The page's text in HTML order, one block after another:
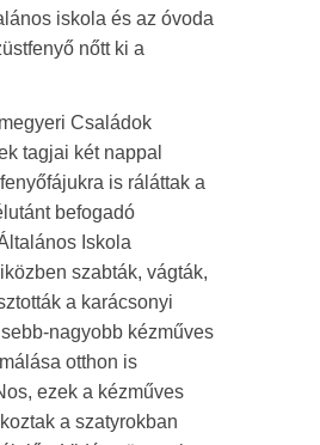
iskola és az óvoda
nőtt ki a
Családok
tagjai két nappal
is ráláttak a
befogadó
Iskola
szabták, vágták,
a karácsonyi
nagyobb kézműves
otthon is
ezek a kézműves
a szatyrokban